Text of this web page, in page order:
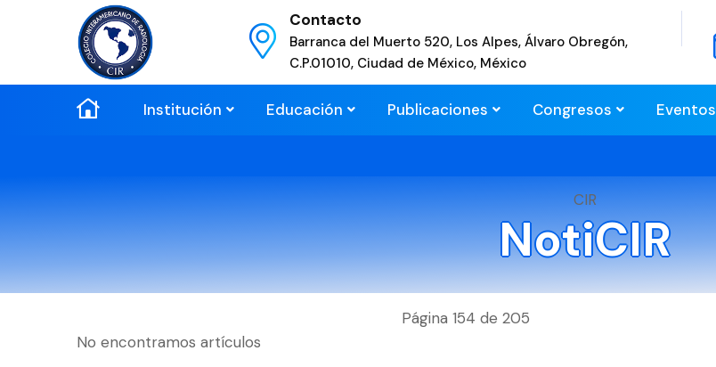
Contacto
Barranca del Muerto 520, Los Alpes, Álvaro Obregón,
C.P.01010, Ciudad de México, México
Institución Educación Publicaciones Congresos Eventos
CIR
NotiCIR
Página 154 de 205
No encontramos artículos